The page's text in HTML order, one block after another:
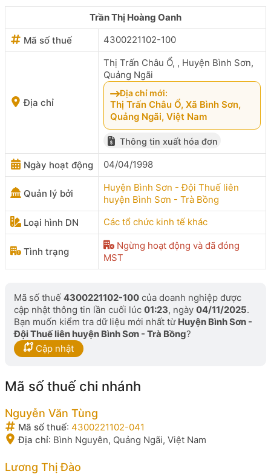
Trần Thị Hoàng Oanh
Mã số thuế
4300221102-100
Địa chỉ
Thị Trấn Châu Ổ, , Huyện Bình Sơn,
Quảng Ngãi
Địa chỉ mới:
Thị Trấn Châu Ổ, Xã Bình Sơn,
Quảng Ngãi, Việt Nam
Thông tin xuất hóa đơn
Ngày hoạt động 04/04/1998
Quản lý bởi
Huyện Bình Sơn - Đội Thuế liên
huyện Bình Sơn - Trà Bồng
Loại hình DN
Các tổ chức kinh tế khác
Tình trạng
Ngừng hoạt động và đã đóng
MST
Mã số thuế 4300221102-100 của doanh nghiệp được
cập nhật thông tin lần cuối lúc 01:23, ngày 04/11/2025.
Bạn muốn kiểm tra dữ liệu mới nhất từ Huyện Bình Sơn -
Đội Thuế liên huyện Bình Sơn - Trà Bồng?
Cập nhật
Mã số thuế chi nhánh
Nguyễn Văn Tùng
Mã số thuế: 4300221102-041
Địa chỉ: Bình Nguyên, Quảng Ngãi, Việt Nam
Lương Thị Đào